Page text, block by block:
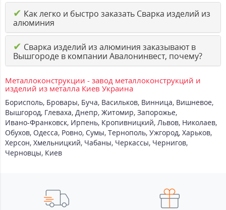
✔ Как легко и быстро заказать Сварка изделий из
алюминия
✔ Сварка изделий из алюминия заказывают в
Вышгороде в компании Авалонинвест, почему?
Металлоконструкции - завод металлоконструкций и
изделий из металла Киев Украина
Борисполь, Бровары, Буча, Васильков, Винница, Вишневое,
Вышгород, Глеваха, Днепр, Житомир, Запорожье,
Ивано-Франковск, Ирпень, Кропивницкий, Львов, Николаев,
Обухов, Одесса, Ровно, Сумы, Тернополь, Ужгород, Харьков,
Херсон, Хмельницкий, Чабаны, Черкассы, Чернигов,
Черновцы, Киев